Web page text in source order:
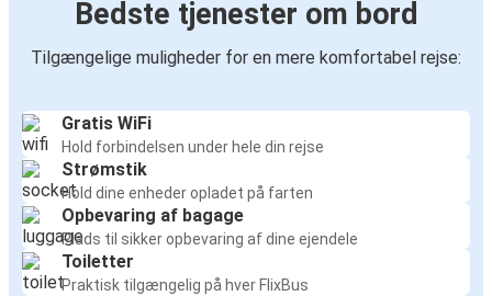
Bedste tjenester om bord
Tilgængelige muligheder for en mere komfortabel rejse:
Gratis WiFi
Hold forbindelsen under hele din rejse
Strømstik
Hold dine enheder opladet på farten
Opbevaring af bagage
Plads til sikker opbevaring af dine ejendele
Toiletter
Praktisk tilgængelig på hver FlixBus